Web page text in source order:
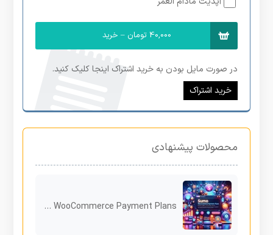
40,000 تومان – خرید
در صورت مایل بودن به خرید اشتراک اینجا کلیک کنید.
خرید اشتراک
محصولات پیشنهادی
SUMO WooCommerce Payment Plans افزونه قدرتمند برای پرداخت اقساطی در ووکامرس